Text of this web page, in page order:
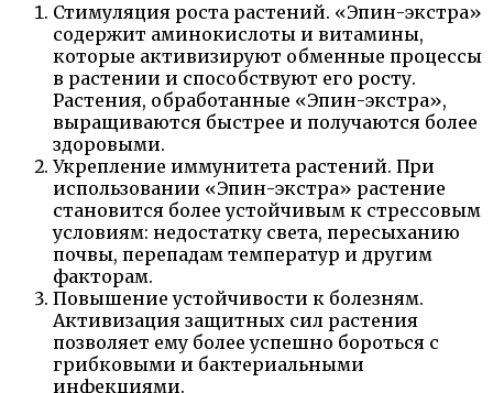
Стимуляция роста растений. «Эпин-экстра»
содержит аминокислоты и витамины,
которые активизируют обменные процессы
в растении и способствуют его росту.
Растения, обработанные «Эпин-экстра»,
выращиваются быстрее и получаются более
здоровыми.
Укрепление иммунитета растений. При
использовании «Эпин-экстра» растение
становится более устойчивым к стрессовым
условиям: недостатку света, пересыханию
почвы, перепадам температур и другим
факторам.
Повышение устойчивости к болезням.
Активизация защитных сил растения
позволяет ему более успешно бороться с
грибковыми и бактериальными
инфекциями.